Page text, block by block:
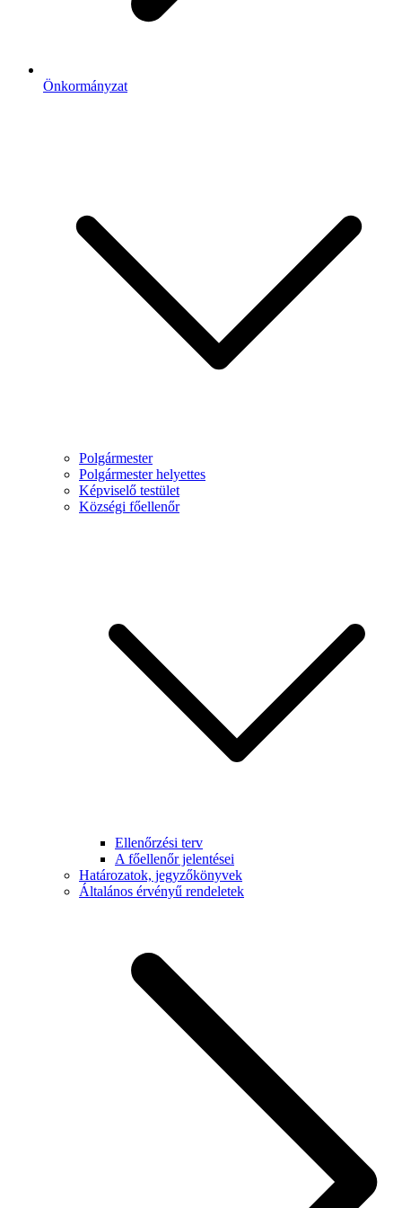
Önkormányzat
Polgármester
Polgármester helyettes
Képviselő testület
Községi főellenőr
Ellenőrzési terv
A főellenőr jelentései
Határozatok, jegyzőkönyvek
Általános érvényű rendeletek